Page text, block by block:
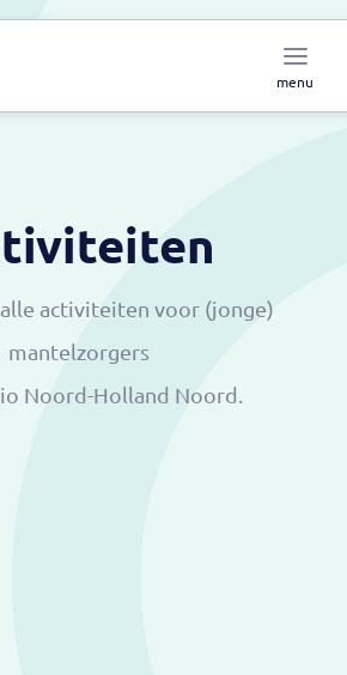
menu
activiteiten voor (jonge)
mantelzorgers
Noord-Holland Noord.